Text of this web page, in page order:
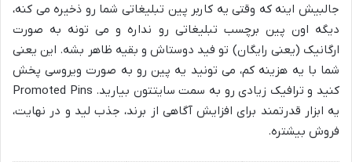
جالبیش اینه که وقتی یه کاربر پین تبلیغاتی شما رو ذخیره می کنه،
دیگه اون پین برچسب تبلیغاتی رو نداره و می تونه به صورت
ارگانیک (یعنی رایگان) تو فید دوستاش و بقیه ظاهر بشه. این یعنی
شما با یه هزینه کم، می تونید یه پین رو به صورت ویروسی پخش
کنید و ترافیک زیادی رو به سمت سایتتون بیارید. Promoted Pins
یه ابزار قدرتمند برای افزایش آگاهی از برند، جذب لید و در نهایت،
فروش بیشتره.